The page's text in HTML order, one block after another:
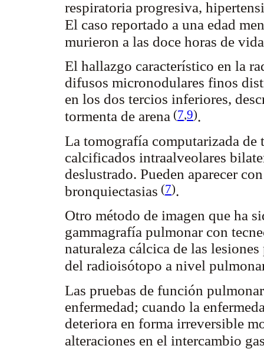
respiratoria progresiva,
El caso reportado a una edad
murieron a las doce horas de
El hallazgo característico en la
difusos micronodulares finos
en los dos tercios inferiores,
tormenta de arena (7 9).
La tomografía computarizada
calcificados intraalveolares
deslustrado. Pueden aparecer
bronquiectasias (7).
Otro método de imagen que ha
gammagrafía pulmonar con
naturaleza cálcica de las
del radioisótopo a nivel
Las pruebas de función
enfermedad; cuando la
deteriora en forma irreversible
alteraciones en el intercambio